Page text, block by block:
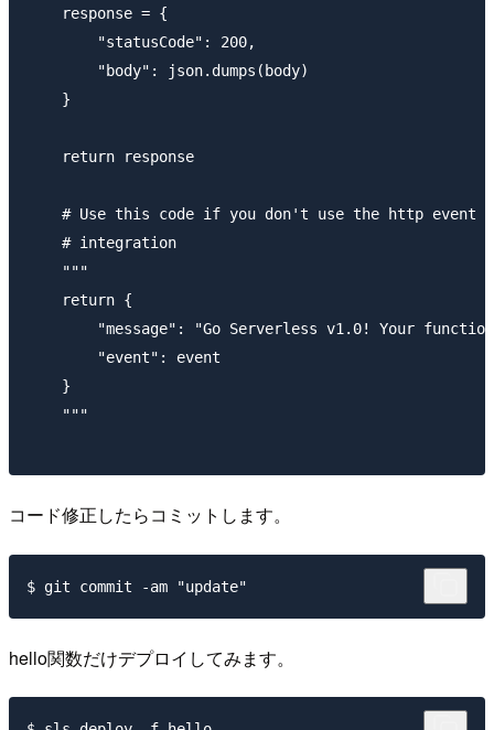
    response = {
        "statusCode": 200,
        "body": json.dumps(body)
    }
    return response
# Use this code if you don't use the http event
    # integration
    """
    return {
"message": "Go Serverless v1.0! Your
        "event": event
    }
    """
コード修正したらコミットします。
hello関数だけデプロイしてみます。